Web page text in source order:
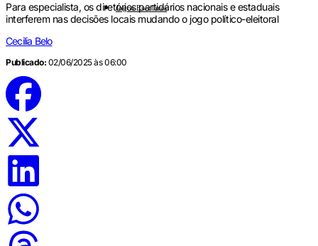
Jogos Escolares
Para especialista, os diretórios partidários nacionais e estaduais
interferem nas decisões locais mudando o jogo político-eleitoral
Cecilia Belo
Publicado: 02/06/2025 às 06:00